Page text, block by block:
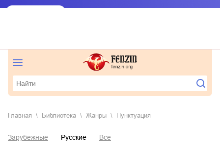
Главная Библиотека Жанры пунктуация
Зарубежные Русские Все